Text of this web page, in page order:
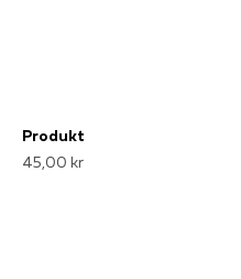
Produkt
45,00 kr